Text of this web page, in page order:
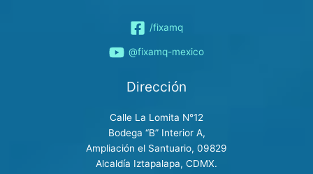
/fixamq
@fixamq-mexico
Dirección
Calle La Lomita N°12
Bodega “B” Interior A,
Ampliación el Santuario, 09829
Alcaldía Iztapalapa, CDMX.